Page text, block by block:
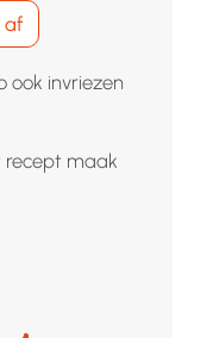
af
ook invriezen
recept maak